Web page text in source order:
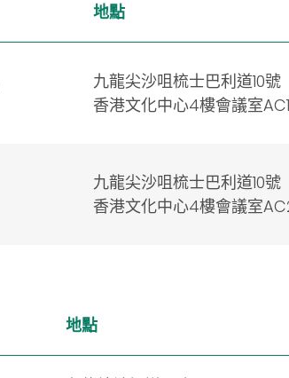
地點
九龍尖沙咀梳士巴利道10號
香港文化中心4樓會議室AC1
九龍尖沙咀梳士巴利道10號
香港文化中心4樓會議室
地點